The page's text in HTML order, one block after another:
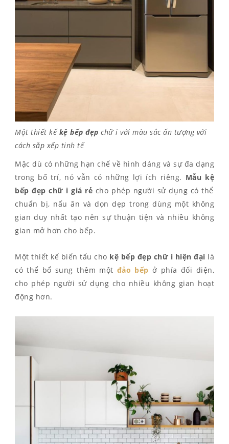
Một thiết kếkệ bếp đẹp chữ i với màu sắc ấn tượng với
cách sắp xếp tinh tế
Mặc dù có những hạn chế về hình dáng và sự đa dạng
trong bố trí, nó vẫn có những lợi ích riêng. Mẫu kệ
bếp đẹp chữ i giá rẻ cho phép người sử dụng có thể
chuẩn bị, nấu ăn và dọn dẹp trong dùng một không
gian duy nhất tạo nên sự thuận tiện và nhiều không
gian mở hơn cho bếp.
Một thiết kế biến tấu cho kệ bếp đẹp chữ i hiện đại là
có thể bổ sung thêm một đảo bếp ở phía đối diện,
cho phép người sử dụng cho nhiều không gian hoạt
động hơn.